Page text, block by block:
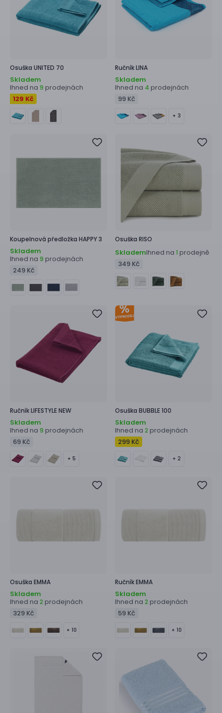
Osuška UNITED 70
Skladem
Ihned na 9 prodejnách
129 Kč
RučníkLINA
Skladem
Ihned na 4 prodejnách
99 Kč
+ 3
Koupelnová předložka HAPPY 3
Skladem
Ihned na 9 prodejnách
249 Kč
Osuška RISO
SklademIhned na 1 prodejně
349 Kč
RučníkLIFESTYLE NEW
Skladem
Ihned na 9 prodejnách
69 Kč
+ 5
Osuška BUBBLE 100
Skladem
Ihned na 2 prodejnách
299 Kč
+ 2
Osuška EMMA
Skladem
Ihned na 2 prodejnách
329 Kč
+ 10
RučníkEMMA
Skladem
Ihned na 2 prodejnách
59 Kč
+ 10